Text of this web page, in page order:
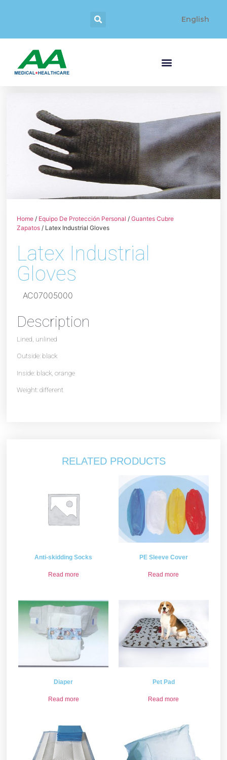
English
Home / Equipo De Protección Personal /Guantes Cubre
Zapatos / Latex Industrial Gloves
Latex Industrial
Gloves
AC07005000
Description
Lined, unlined
Outside: black
Inside: black, orange
Weight: different
RELATED PRODUCTS
Anti-skidding Socks
Read more
PE Sleeve Cover
Read more
Diaper
Read more
Pet Pad
Read more